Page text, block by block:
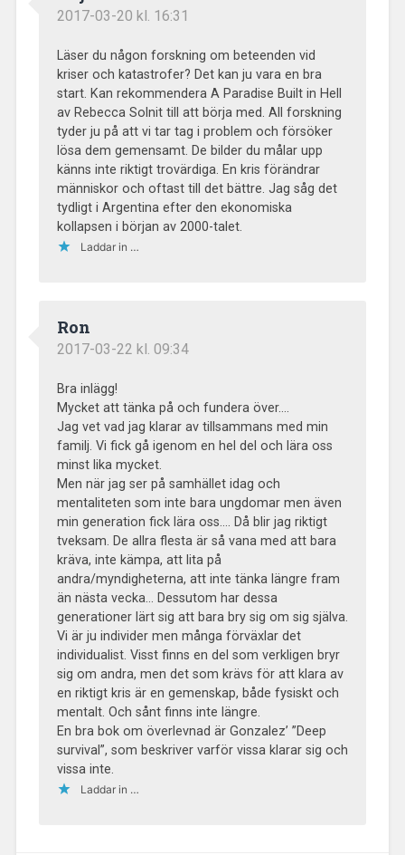
2017-03-20 kl. 16:31
Läser du någon forskning om beteenden vid
kriser och katastrofer? Det kan ju vara en bra
start. Kan rekommendera A Paradise Built in Hell
av Rebecca Solnit till att börja med. All forskning
tyder ju på att vi tar tag i problem och försöker
lösa dem gemensamt. De bilder du målar upp
känns inte riktigt trovärdiga. En kris förändrar
människor och oftast till det bättre. Jag såg det
tydligt i Argentina efter den ekonomiska
kollapsen i början av 2000-talet.
Laddar in …
Ron
2017-03-22 kl. 09:34
Bra inlägg!
Mycket att tänka på och fundera över….
Jag vet vad jag klarar av tillsammans med min
familj. Vi fick gå igenom en hel del och lära oss
minst lika mycket.
Men när jag ser på samhället idag och
mentaliteten som inte bara ungdomar men även
min generation fick lära oss…. Då blir jag riktigt
tveksam. De allra flesta är så vana med att bara
kräva, inte kämpa, att lita på
andra/myndigheterna, att inte tänka längre fram
än nästa vecka… Dessutom har dessa
generationer lärt sig att bara bry sig om sig själva.
Vi är ju individer men många förväxlar det
individualist. Visst finns en del som verkligen bryr
sig om andra, men det som krävs för att klara av
en riktigt kris är en gemenskap, både fysiskt och
mentalt. Och sånt finns inte längre.
En bra bok om överlevnad är Gonzalez’ ”Deep
survival”, som beskriver varför vissa klarar sig och
vissa inte.
Laddar in …